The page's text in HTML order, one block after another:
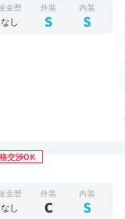
金歴
なし
外装
S
内装
S
交渉OK
金歴
なし
外装
C
内装
S